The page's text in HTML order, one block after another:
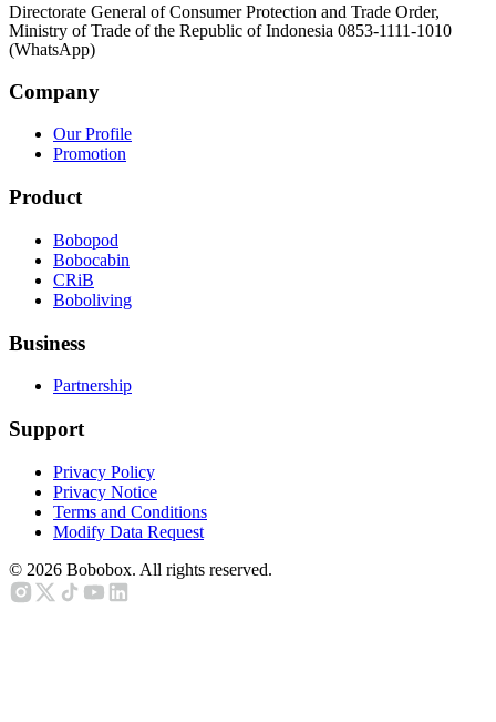
Directorate General of Consumer Protection and Trade Order,
Ministry of Trade of the Republic of Indonesia 0853-1111-1010
(WhatsApp)
Company
Our Profile
Promotion
Product
Bobopod
Bobocabin
CRiB
Boboliving
Business
Partnership
Support
Privacy Policy
Privacy Notice
Terms and Conditions
Modify Data Request
© 2026 Bobobox. All rights reserved.